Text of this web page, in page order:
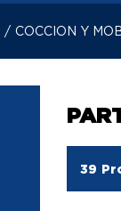
/ COCCION Y
39